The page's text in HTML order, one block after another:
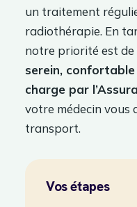
un traitement
radiothérapie. En
notre priorité est
serein,
charge par
votre médecin vous
transport.
Vos étapes